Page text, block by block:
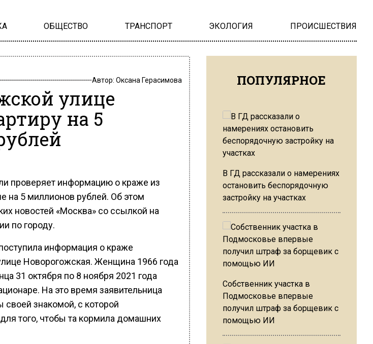
ОБЩЕСТВО ТРАНСПОРТ ЭКОЛОГИЯ ПРОИСШЕСТВИЯ
Автор: Оксана Герасимова
улице
на 5
проверяет информацию о краже из
на 5 миллионов рублей. Об этом
новостей «Москва» со ссылкой на
по городу.
информация о краже
Новорогожская. Женщина 1966 года
31 октября по 8 ноября 2021 года
На это время заявительница
своей знакомой, с которой
того, чтобы та кормила домашних
ПОПУЛЯРНОЕ
В ГД рассказали о намерениях
остановить беспорядочную
застройку на участках
Собственник участка в
Подмосковье впервые
получил штраф за борщевик с
помощью ИИ